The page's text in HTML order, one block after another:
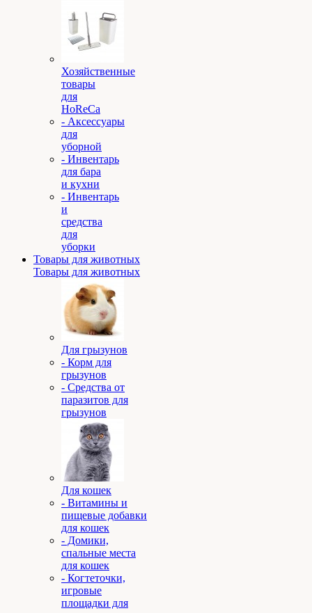
Хозяйственные
товары
для
HoReCa
- Аксессуары
для
уборной
- Инвентарь
для бара
и кухни
- Инвентарь
и
средства
для
уборки
Товары для животных
Товары для животных
Для грызунов
- Корм для
грызунов
- Средства от
паразитов для
грызунов
Для кошек
- Витамины и
пищевые добавки
для кошек
- Домики,
спальные места
для кошек
- Когтеточки,
игровые
площадки для